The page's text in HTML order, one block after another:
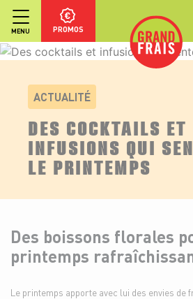
MENU PROMOS
ACTUALITÉ
DES COCKTAILS ET
INFUSIONS QUI
LE PRINTEMPS
Des boissons florales
printemps
Le printemps apporte avec lui des envies de